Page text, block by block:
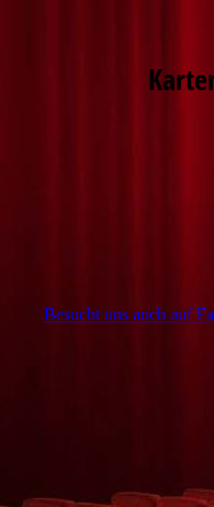
Besucht uns auch auf